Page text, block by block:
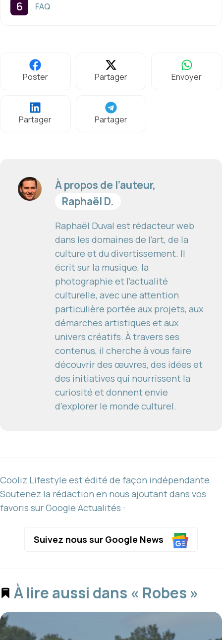
FAQ
Poster Partager Envoyer
Partager Partager
À propos de l’auteur,
Raphaël D.
Raphaël Duval est rédacteur web
dans les domaines de l’art, de la
culture et du divertissement. Il
écrit sur la musique, la
photographie et l’actualité
culturelle, avec une attention
particulière portée aux projets, aux
démarches artistiques et aux
univers créatifs. À travers ses
contenus, il cherche à vous faire
découvrir des œuvres, des idées et
des initiatives qui nourrissent la
curiosité et donnent envie
d’explorer le monde culturel.
Cooliz Lifestyle est édité de façon indépendante.
Soutenez la rédaction en nous ajoutant dans vos
favoris sur Google Actualités :
Suivez nous sur Google News
À lire aussi dans « Robes »